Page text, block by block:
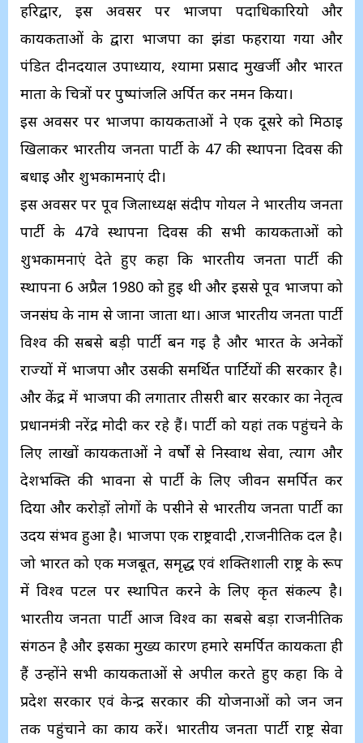
हरिद्वार, इस अवसर पर भाजपा पदाधिकारियो और
कार्यकर्ताओं के द्वारा भाजपा का झंडा फहराया गया और
पंडित दीनदयाल उपाध्याय, श्यामा प्रसाद मुखर्जी और भारत
माता के चित्रों पर पुष्पांजलि अर्पित कर नमन किया।
इस अवसर पर भाजपा कार्यकर्ताओं ने एक दूसरे को मिठाई
खिलाकर भारतीय जनता पार्टी के 47 की स्थापना दिवस की
बधाई और शुभकामनाएं दी।
इस अवसर पर पूर्व जिलाध्यक्ष संदीप गोयल ने भारतीय जनता
पार्टी के 47वे स्थापना दिवस की सभी कार्यकर्ताओं को
शुभकामनाएं देते हुए कहा कि भारतीय जनता पार्टी की
स्थापना 6 अप्रैल 1980 को हुई थी और इससे पूर्व भाजपा को
जनसंघ के नाम से जाना जाता था। आज भारतीय जनता पार्टी
विश्व की सबसे बड़ी पार्टी बन गई है और भारत के अनेकों
राज्यों में भाजपा और उसकी समर्थित पार्टियों की सरकार है।
और केंद्र में भाजपा की लगातार तीसरी बार सरकार का नेतृत्व
प्रधानमंत्री नरेंद्र मोदी कर रहे हैं। पार्टी को यहां तक पहुंचने के
लिए लाखों कार्यकर्ताओं ने वर्षों से निस्वार्थ सेवा, त्याग और
देशभक्ति की भावना से पार्टी के लिए जीवन समर्पित कर
दिया और करोड़ों लोगों के पसीने से भारतीय जनता पार्टी का
उदय संभव हुआ है। भाजपा एक राष्ट्रवादी ,राजनीतिक दल है।
जो भारत को एक मजबूत, समृद्ध एवं शक्तिशाली राष्ट्र के रूप
में विश्व पटल पर स्थापित करने के लिए कृत संकल्प है।
भारतीय जनता पार्टी आज विश्व का सबसे बड़ा राजनीतिक
संगठन है और इसका मुख्य कारण हमारे समर्पित कार्यकर्ता ही
हैं उन्होंने सभी कार्यकर्ताओं से अपील करते हुए कहा कि वे
प्रदेश सरकार एवं केन्द्र सरकार की योजनाओं को जन जन
तक पहुंचाने का कार्य करें। भारतीय जनता पार्टी राष्ट्र सेवा